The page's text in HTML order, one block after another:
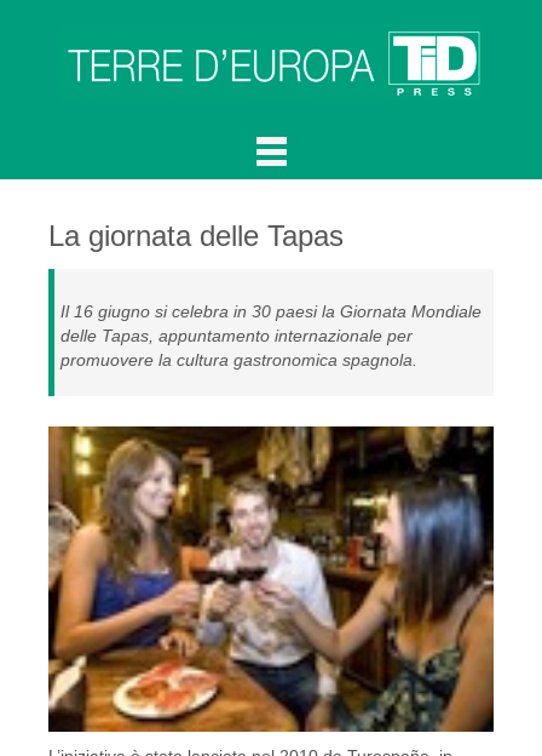
La giornata delle Tapas
Il 16 giugno si celebra in 30 paesi la Giornata Mondiale
delle Tapas, appuntamento internazionale per
promuovere la cultura gastronomica spagnola.